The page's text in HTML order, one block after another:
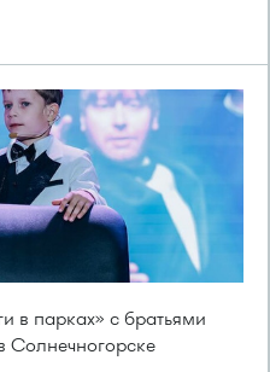
в парках» с братьями